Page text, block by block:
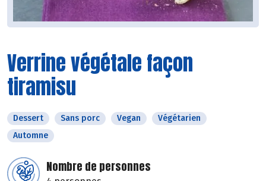
Verrine végétale façon
tiramisu
Dessert Sans porc Vegan
Végétarien
Automne
Nombre de personnes